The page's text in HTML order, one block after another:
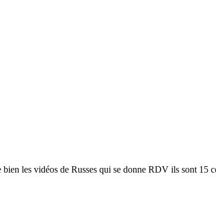
les vidéos de Russes qui se donne RDV ils sont